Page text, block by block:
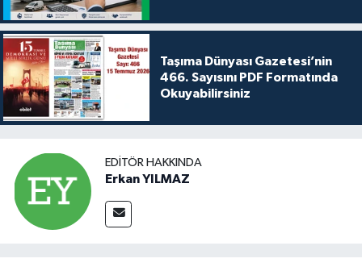
Taşıma Dünyası Gazetesi’nin
466. Sayısını PDF Formatında
Okuyabilirsiniz
EDITÖR HAKKINDA
Erkan YILMAZ